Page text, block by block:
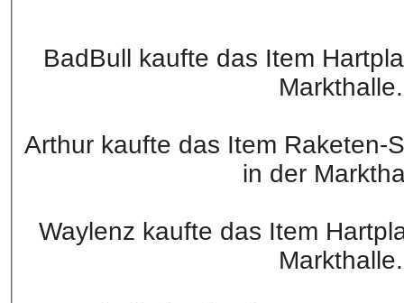
BadBull kaufte das Item
Arthur kaufte das Item Raketen-
in der
Waylenz kaufte das Item